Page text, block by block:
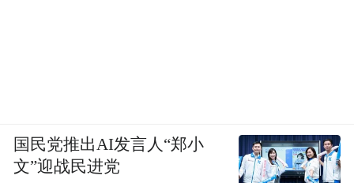
国民党推出AI发言人“郑小
文”迎战民进党